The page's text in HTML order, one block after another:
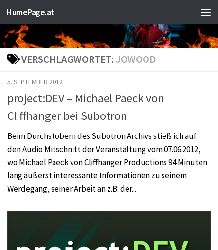
Zum Inhalt springen
HumePage.at
VERSCHLAGWORTET:JOWOOD
5. SEPTEMBER 2012
project:DEV – Michael Paeck von
Cliffhanger bei Subotron
Beim Durchstöbern des Subotron Archivs stieß ich auf
den Audio Mitschnitt der Veranstaltung vom 07.06.2012,
wo Michael Paeck von Cliffhanger Productions 94 Minuten
lang äußerst interessante Informationen zu seinem
Werdegang, seiner Arbeit an z.B. der...